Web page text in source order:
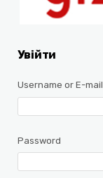
Увійти
Username or E-mail
Password